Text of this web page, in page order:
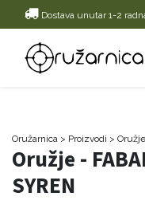
Dostava unutar 1-2
Oružarnica > Proizvodi > Oružje
Oružje -
SYREN